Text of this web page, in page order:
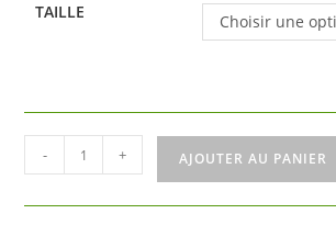
TAILLE Choisir une
quantité
de
Tardif
- + AJOUTER AU PANIER